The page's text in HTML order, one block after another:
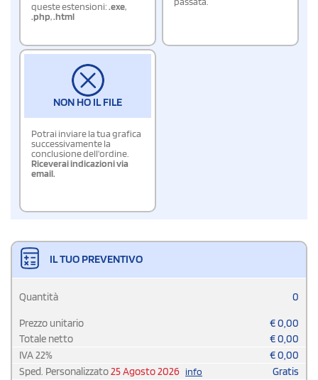
queste estensioni:.exe,
.php,.html
NON HO IL FILE
Potrai inviare la tua grafica
successivamente la
conclusione dell'ordine.
Riceverai indicazioni via
email.
IL TUO PREVENTIVO
Quantità 0
Prezzo unitario €0,00
Totale netto
€0,00
IVA22% €0,00
Sped. Personalizzato25 Agosto 2026 info
Gratis